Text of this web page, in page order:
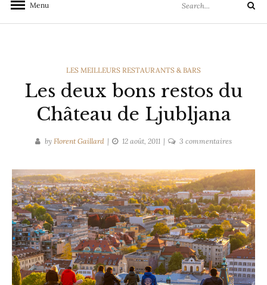
Menu
for:
Search
CATEGORIES
LES MEILLEURS RESTAURANTS & BARS
Les deux bons restos du
Château de Ljubljana
by Florent Gaillard 12 août, 2011 3 commentairessur
bons
restos
du
Château
de
Ljubljana